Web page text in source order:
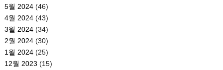
5월 2024(46)
4월 2024(43)
3월 2024(34)
2월 2024(30)
1월 2024(25)
12월 2023 (15)